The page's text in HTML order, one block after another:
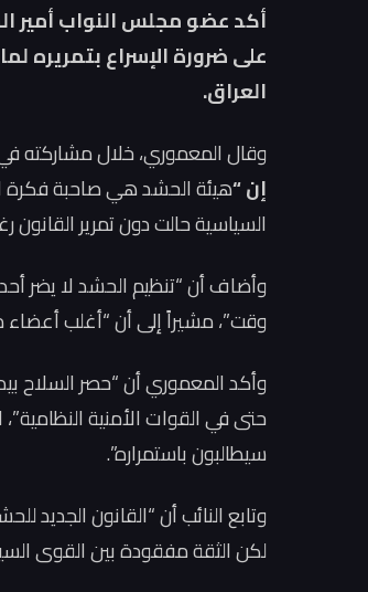
أكد عضو مجلس النواب أمير
على ضرورة الإسراع بتمريره
العراق.
وقال المعموري، خلال مشاركته في
إن “هيئة الحشد هي صاحبة فكرة
السياسية حالت دون تمرير القانون
وأضاف أن “تنظيم الحشد لا يضر
وقت”، مشيراً إلى أن “أغلب أعضاء
وأكد المعموري أن “حصر السلاح
حتى في القوات الأمنية
سيطالبون باستمراره”.
وتابع النائب أن “القانون
لكن الثقة مفقودة بين القوى